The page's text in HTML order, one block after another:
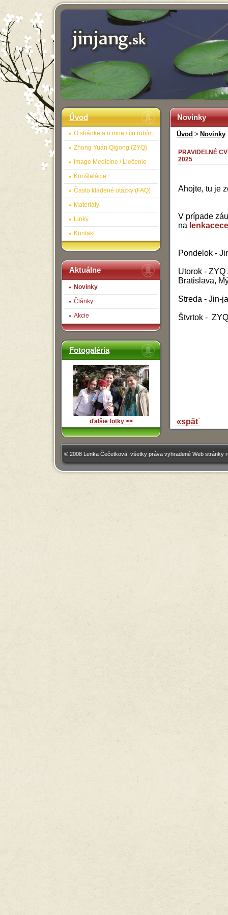
Úvod
O stránke a o mne / čo robím
Zhong Yuan Qigong (ZYQ)
Image Medicine / Liečenie
Konštelácie
Často kladené otázky (FAQ)
Materiály
Linky
Kontakt
Aktuálne
Novinky
Články
Akcie
Fotogaléria
ďalšie fotky >>
Novinky
Úvod > Novinky
PRAVIDELNÉ
2025
Ahojte, tu je
V prípade
na
Pondelok -
Utorok -
Bratislava,
Streda - Jin-
Štvrtok -
«späť
© 2008 Lenka Čečetková, všetky práva vyhradené Web stránky